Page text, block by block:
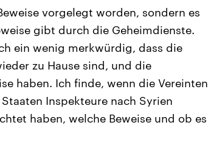
vorgelegt worden, sondern es
gibt durch die Geheimdienste.
ein wenig merkwürdig, dass die
zu Hause sind, und die
haben. Ich finde, wenn die Vereinten
Inspekteure nach Syrien
haben, welche Beweise und ob es